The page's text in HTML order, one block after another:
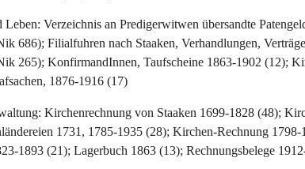
Verzeichnis an Predigerwitwen übersandte
686); Filialfuhren nach Staaken, Verhandlungen,
265); KonfirmandInnen, Taufscheine 1863-1902 (12);
1876-1916 (17)
Kirchenrechnung von Staaken 1699-1828 (48);
1731, 1785-1935 (28); Kirchen-Rechnung
1893 (21); Lagerbuch 1863 (13); Rechnungsbelege